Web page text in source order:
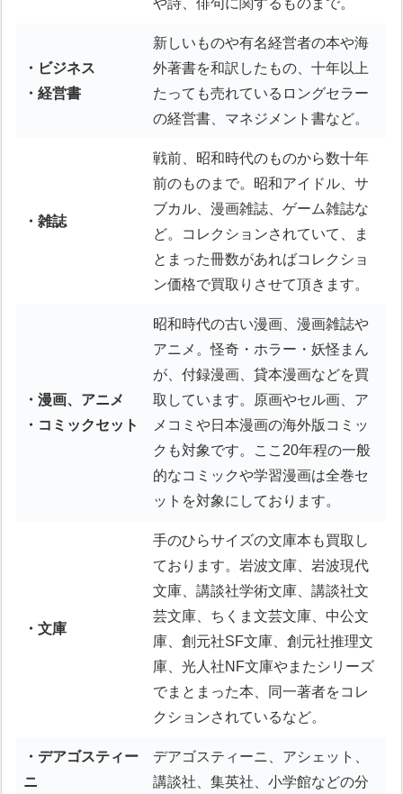
や詩、俳句に関するものまで。
・ビジネス
・経営書
新しいものや有名経営者の本や海
外著書を和訳したもの、十年以上
たっても売れているロングセラー
の経営書、マネジメント書など。
・雑誌
戦前、昭和時代のものから数十年
前のものまで。昭和アイドル、サ
ブカル、漫画雑誌、ゲーム雑誌な
ど。コレクションされていて、ま
とまった冊数があればコレクショ
ン価格で買取りさせて頂きます。
・漫画、アニメ
・コミックセット
昭和時代の古い漫画、漫画雑誌や
アニメ。怪奇・ホラー・妖怪まん
が、付録漫画、貸本漫画などを買
取しています。原画やセル画、ア
メコミや日本漫画の海外版コミッ
クも対象です。ここ20年程の一般
的なコミックや学習漫画は全巻セ
ットを対象にしております。
・文庫
手のひらサイズの文庫本も買取し
ております。岩波文庫、岩波現代
文庫、講談社学術文庫、講談社文
芸文庫、ちくま文芸文庫、中公文
庫、創元社SF文庫、創元社推理文
庫、光人社NF文庫やまたシリーズ
でまとまった本、同一著者をコレ
クションされているなど。
・デアゴスティー
ニ
デアゴスティーニ、アシェット、
講談社、集英社、小学館などの分